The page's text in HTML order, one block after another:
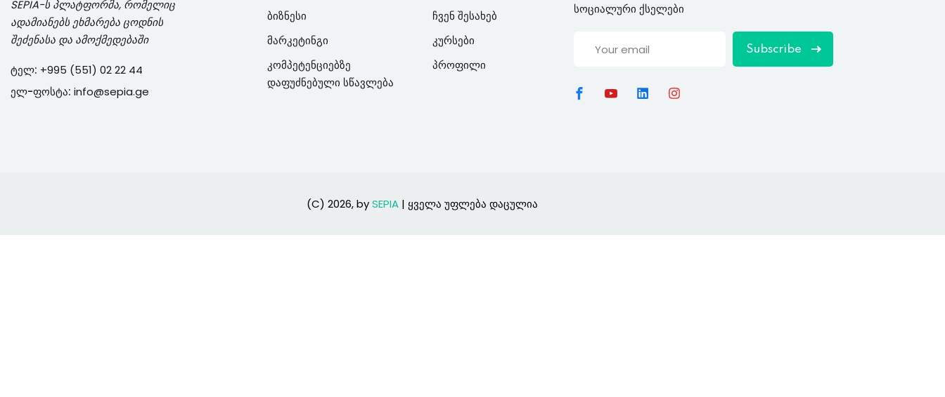
SEPIA-ს პლატფორმა, რომელიც
ადამიანებს ეხმარება ცოდნის
შეძენასა და ამოქმედებაში
ტელ: +995 (551) 02 22 44
ელ-ფოსტა: info@sepia.ge
ბიზნესი
მარკეტინგი
კომპეტენციებზე
დაფუძნებული სწავლება
ჩვენ შესახებ
კურსები
პროფილი
სოციალური ქსელები
Subscribe
(C) 2026, bySEPIA| ყველა უფლება დაცულია